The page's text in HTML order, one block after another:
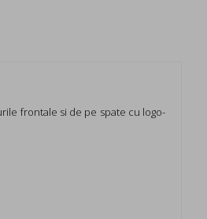
frontale si de pe spate cu logo-